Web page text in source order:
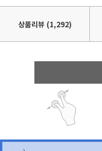
상품리뷰 (1,292)